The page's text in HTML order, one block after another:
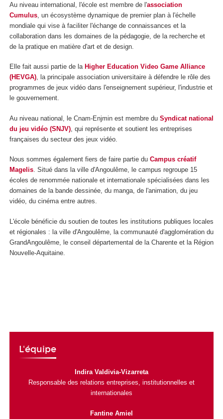
Au niveau international, l'école est membre de l'association
Cumulus , un écosystème dynamique de premier plan à l'échelle
mondiale qui vise à faciliter l'échange de connaissances et la
collaboration dans les domaines de la pédagogie, de la recherche et
de la pratique en matière d'art et de design.
Elle fait aussi partie de la Higher Education Video Game Alliance
(HEVGA), la principale association universitaire à défendre le rôle des
programmes de jeux vidéo dans l'enseignement supérieur, l'industrie et
le gouvernement.
Au niveau national, le Cnam-Enjmin est membre du Syndicat national
du jeu vidéo (SNJV) , qui représente et soutient les entreprises
françaises du secteur des jeux vidéo.
Nous sommes également fiers de faire partie du Campus créatif
Magelis. Situé dans la ville d'Angoulême, le campus regroupe 15
écoles de renommée nationale et internationale spécialisées dans les
domaines de la bande dessinée, du manga, de l'animation, du jeu
vidéo, du cinéma entre autres.
L'école bénéficie du soutien de toutes les institutions publiques locales
et régionales : la ville d'Angoulême, la communauté d'agglomération du
GrandAngoulême, le conseil départemental de la Charente et la Région
Nouvelle-Aquitaine.
L'équipe
Indira Valdivia-Vizarreta
Responsable des relations entreprises, institutionnelles et
internationales
Fantine Amiel